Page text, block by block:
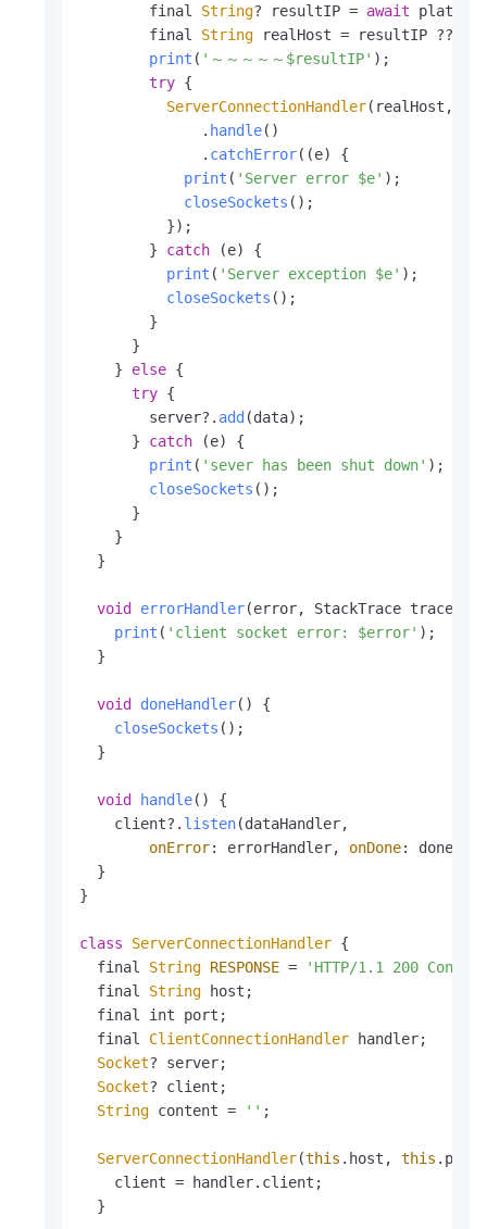
        final
String? resultIP = await
        final
String realHost = resultIP ??
print ( '～～～～～$resultIP' );
try {
ServerConnectionHandler(realHost,
              .
handle()
              .
catchError((e) {
print ( 'Server error $e' );
closeSockets ();
          });
        }
catch (e) {
print ( 'Server exception $e' );
closeSockets ();
        }
      }
    }
else {
try {
        server?.
add (data);
      }
catch (e) {
print ( 'sever has been shut down' );
closeSockets ();
      }
    }
  }
void errorHandler(error, StackTrace trace
print ( 'client socket error: $error' );
  }
void doneHandler( ) {
closeSockets ();
  }
void handle( ) {
    client?.
listen(dataHandler,
onError: errorHandler, onDone:
  }
}
class ServerConnectionHandler {
  final
String RESPONSE =
'HTTP/1.1 200
  final
String host;
  final int port;
  final
ClientConnectionHandler handler;
Socket? server;
Socket? client;
String content = '' ;
ServerConnectionHandler(this . host , this . port
    client = handler.
client ;
  }